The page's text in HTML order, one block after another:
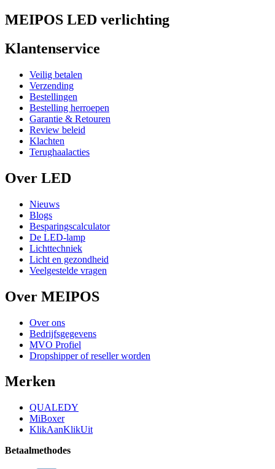
MEIPOS LED verlichting
Klantenservice
Veilig betalen
Verzending
Bestellingen
Bestelling herroepen
Garantie & Retouren
Review beleid
Klachten
Terughaalacties
Over LED
Nieuws
Blogs
Besparingscalculator
De LED-lamp
Lichttechniek
Licht en gezondheid
Veelgestelde vragen
Over MEIPOS
Over ons
Bedrijfsgegevens
MVO Profiel
Dropshipper of reseller worden
Merken
QUALEDY
MiBoxer
KlikAanKlikUit
Betaalmethodes